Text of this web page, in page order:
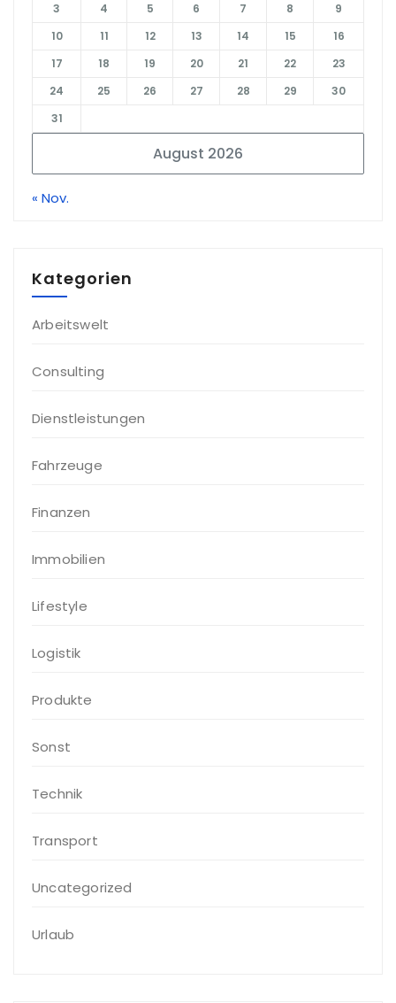
August 2026
3
4 5 6 7 8
9
10
11 12 13 14 15
16
17
18 19 20 21 22
23
24
25 26 27 28 29
30
31
« Nov.
Kategorien
Arbeitswelt
Consulting
Dienstleistungen
Fahrzeuge
Finanzen
Immobilien
Lifestyle
Logistik
Produkte
Sonst
Technik
Transport
Uncategorized
Urlaub